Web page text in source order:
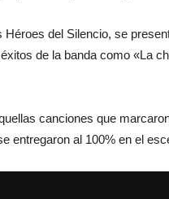
del Silencio, se
de la banda como «La
canciones que
entregaron al 100% en el